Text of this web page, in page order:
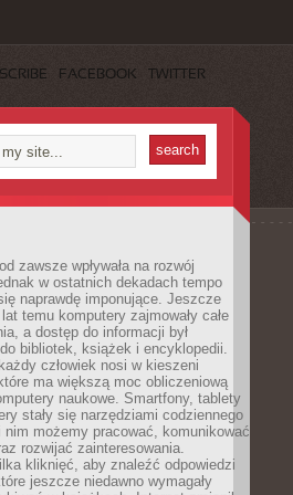
FACEBOOK TWITTER
zawsze wpływała na rozwój
w ostatnich dekadach tempo
naprawdę imponujące. Jeszcze
temu komputery zajmowały całe
a dostęp do informacji był
bibliotek, książek i encyklopedii.
człowiek nosi w kieszeni
ma większą moc obliczeniową
naukowe. Smartfony, tablety
stały się narzędziami codziennego
możemy pracować, komunikować
rozwijać zainteresowania.
kliknięć, aby znaleźć odpowiedzi
jeszcze niedawno wymagały